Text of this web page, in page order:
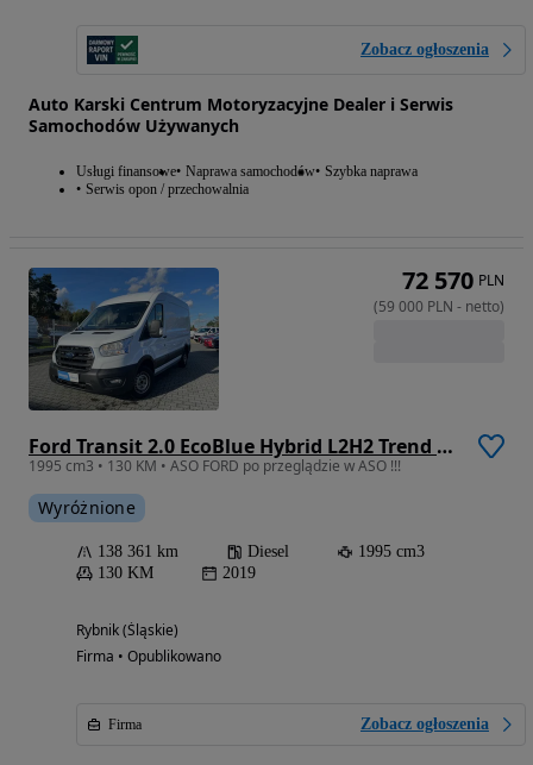
Zobacz ogłoszenia
Auto Karski Centrum Motoryzacyjne Dealer i Serwis
Samochodów Używanych
Usługi finansowe Naprawa samochodów Szybka naprawa
Serwis opon / przechowalnia
Ford Transit 2.0 EcoBlue Hybrid L2H2 Trend 310M
1995 cm3 • 130 KM • ASO FORD po przeglądzie w ASO !!!
Wyróżnione
138 361 km Diesel
1995 cm3
130 KM
2019
Rybnik (Śląskie)
Firma • Opublikowano
Firma Zobacz ogłoszenia
72 570 PLN
(59 000 PLN - netto)